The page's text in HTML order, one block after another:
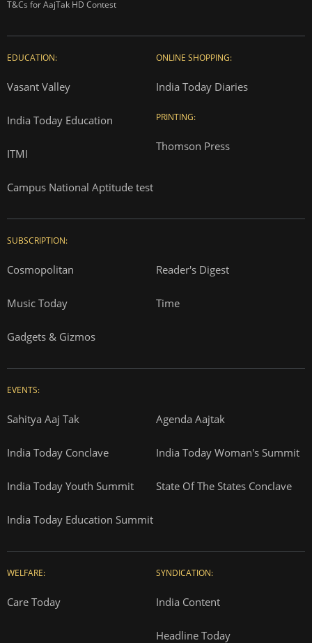
T&Cs for AajTak HD Contest
EDUCATION:
Vasant Valley
India Today Education
ITMI
Campus National Aptitude test
ONLINE SHOPPING:
India Today Diaries
PRINTING:
Thomson Press
SUBSCRIPTION:
Cosmopolitan Reader's Digest
Music Today Time
Gadgets & Gizmos
EVENTS:
Sahitya Aaj Tak Agenda Aajtak
India Today Conclave India Today Woman's Summit
India Today Youth Summit State Of The States Conclave
India Today Education Summit
WELFARE:
Care Today
SYNDICATION:
India Content
Headline Today